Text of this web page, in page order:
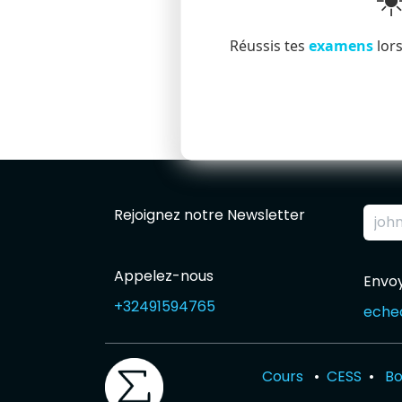
Rejoignez notre Newsletter
Appelez-nous
+32491594765
Cours • CESS •
Réussis tesexamens